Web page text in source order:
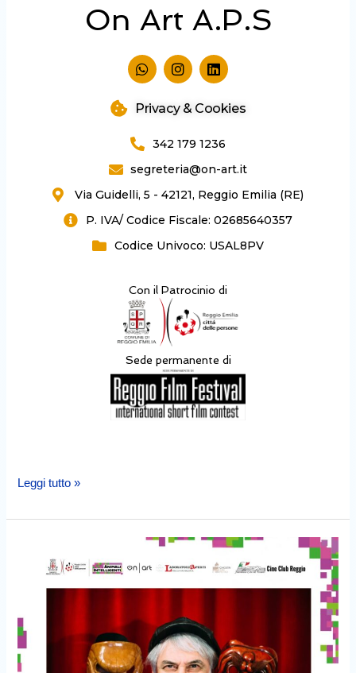
On Art A.P.S
W
h
t
s
p
I
n
t
a
r
a
m
L
i
k
e
i
Privacy & Cookies
342 179 1236
segreteria@on-art.it
Via Guidelli, 5 - 42121, Reggio Emilia (RE)
P. IVA/ Codice Fiscale: 02685640357
Codice Univoco: USAL8PV
Con il Patrocinio di
Sede permanente di
Leggi tutto »